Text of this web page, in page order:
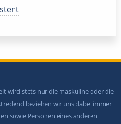
wird stets nur die maskuline oder die
beziehen wir uns dabei immer
sowie Personen eines anderen